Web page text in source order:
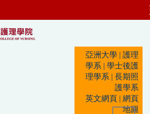
亞洲大學 | 護理
學系 | 學士後護
理學系 | 長期照
護學系
英文網頁 | 網頁
地圖